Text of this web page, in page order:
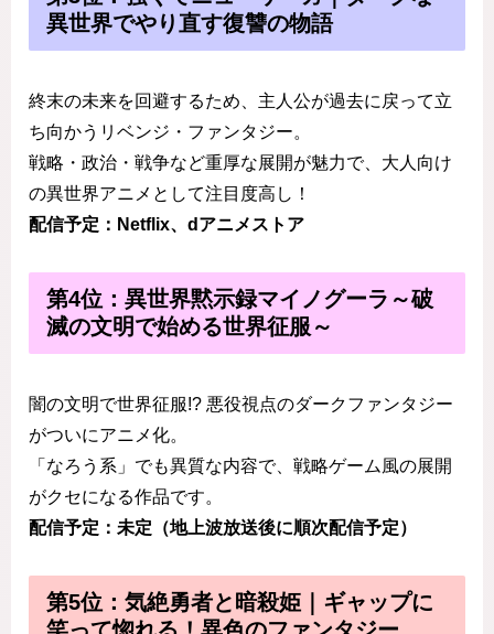
異世界でやり直す復讐の物語
終末の未来を回避するため、主人公が過去に戻って立
ち向かうリベンジ・ファンタジー。
戦略・政治・戦争など重厚な展開が魅力で、大人向け
の異世界アニメとして注目度高し！
配信予定：Netflix、dアニメストア
第4位：異世界黙示録マイノグーラ～破
滅の文明で始める世界征服～
闇の文明で世界征服!? 悪役視点のダークファンタジー
がついにアニメ化。
「なろう系」でも異質な内容で、戦略ゲーム風の展開
がクセになる作品です。
配信予定：未定（地上波放送後に順次配信予定）
第5位：気絶勇者と暗殺姫｜ギャップに